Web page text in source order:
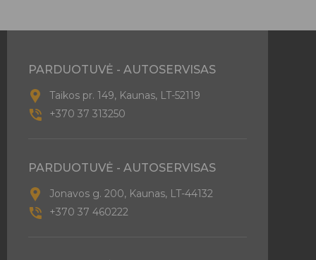
PARDUOTUVĖ - AUTOSERVISAS
Taikos pr. 149, Kaunas, LT-52119
+370 37 313250
PARDUOTUVĖ - AUTOSERVISAS
Jonavos g. 200, Kaunas, LT-44132
+370 37 460222